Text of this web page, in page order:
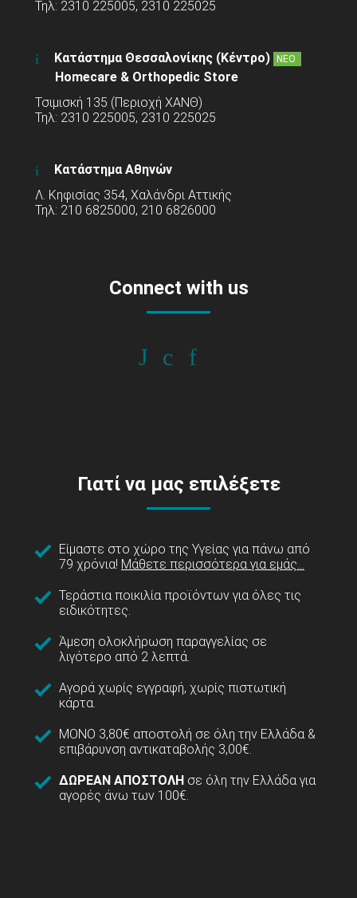
Τηλ: 2310 225005, 2310 225025
Κατάστημα Θεσσαλονίκης (Κέντρο) ΝΕΟ
Homecare & Orthopedic Store
Τσιμισκή 135 (Περιοχή ΧΑΝΘ)
Τηλ: 2310 225005, 2310 225025
Κατάστημα Αθηνών
Λ. Κηφισίας 354, Χαλάνδρι Αττικής
Τηλ: 210 6825000, 210 6826000
Connect with us
Γιατί να μας επιλέξετε
Είμαστε στο χώρο της Υγείας για πάνω από
79 χρόνια! Μάθετε περισσότερα για εμάς...
Τεράστια ποικιλία προϊόντων για όλες τις
ειδικότητες.
Άμεση ολοκλήρωση παραγγελίας σε
λιγότερο από 2 λεπτά.
Αγορά χωρίς εγγραφή, χωρίς πιστωτική
κάρτα.
ΜΟΝΟ 3,80€ αποστολή σε όλη την Ελλάδα &
επιβάρυνση αντικαταβολής 3,00€.
ΔΩΡΕΑΝ ΑΠΟΣΤΟΛΗ σε όλη την Ελλάδα για
αγορές άνω των 100€.